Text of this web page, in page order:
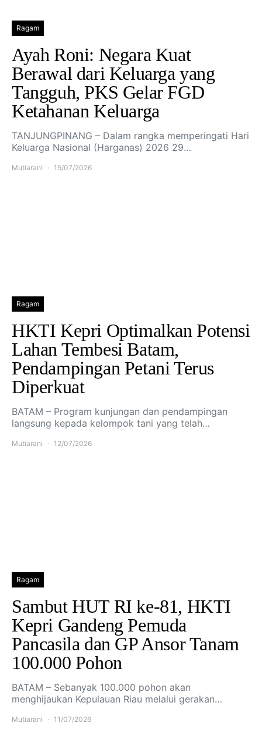
Ragam
Ayah Roni: Negara Kuat
Berawal dari Keluarga yang
Tangguh, PKS Gelar FGD
Ketahanan Keluarga
TANJUNGPINANG – Dalam rangka memperingati Hari
Keluarga Nasional (Harganas) 2026 29…
Mutiarani 15/07/2026
Ragam
HKTI Kepri Optimalkan Potensi
Lahan Tembesi Batam,
Pendampingan Petani Terus
Diperkuat
BATAM – Program kunjungan dan pendampingan
langsung kepada kelompok tani yang telah…
Mutiarani 12/07/2026
Ragam
Sambut HUT RI ke-81, HKTI
Kepri Gandeng Pemuda
Pancasila dan GP Ansor Tanam
100.000 Pohon
BATAM – Sebanyak 100.000 pohon akan
menghijaukan Kepulauan Riau melalui gerakan…
Mutiarani 11/07/2026